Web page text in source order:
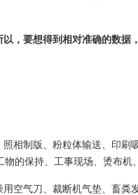
，要想得到相对准确的数据
相制版、粉粒体输送、印刷
的保持、工事现场、烫布机
空气刀、裁断机气垫、畜粪